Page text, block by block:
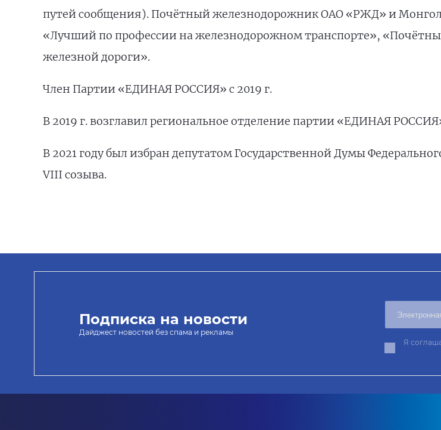
путей сообщения). Почётный железнодорожник ОАО «РЖД» и
«Лучший по профессии на железнодорожном транспорте»,
железной дороги».
Член Партии «ЕДИНАЯ РОССИЯ» с 2019 г.
В 2019 г. возглавил региональное отделение партии «ЕДИНАЯ
В 2021 году был избран депутатом Государственной Думы
VIII созыва.
Подписка на новости
Дайджест новостей без спама и рекламы
Я